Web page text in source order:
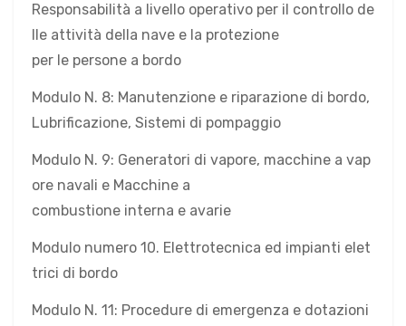
Responsabilità a livello operativo per il controllo de
lle attività della nave e la protezione
per le persone a bordo
Modulo N. 8: Manutenzione e riparazione di bordo,
Lubrificazione, Sistemi di pompaggio
Modulo N. 9: Generatori di vapore, macchine a vap
ore navali e Macchine a
combustione interna e avarie
Modulo numero 10. Elettrotecnica ed impianti elet
trici di bordo
Modulo N. 11: Procedure di emergenza e dotazioni